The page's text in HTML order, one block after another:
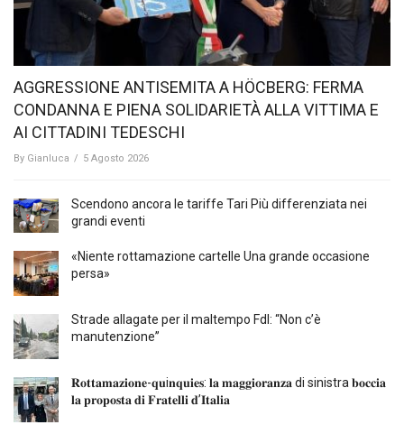
AGGRESSIONE ANTISEMITA A HÖCBERG: FERMA
CONDANNA E PIENA SOLIDARIETÀ ALLA VITTIMA E
AI CITTADINI TEDESCHI
By Gianluca / 5 Agosto 2026
Scendono ancora le tariffe Tari Più differenziata nei
grandi eventi
«Niente rottamazione cartelle Una grande occasione
persa»
Strade allagate per il maltempo FdI: “Non c’è
manutenzione”
𝐑𝐨𝐭𝐭𝐚𝐦𝐚𝐳𝐢𝐨𝐧𝐞-𝐪𝐮i𝐧𝐪𝐮𝐢𝐞𝐬: 𝐥𝐚 𝐦𝐚𝐠𝐠𝐢𝐨𝐫𝐚𝐧𝐳𝐚 di sinistra 𝐛𝐨𝐜𝐜𝐢𝐚
𝐥𝐚 𝐩𝐫𝐨𝐩𝐨𝐬𝐭𝐚 𝐝𝐢 𝐅𝐫𝐚𝐭𝐞𝐥𝐥𝐢 𝐝’𝐈𝐭𝐚𝐥𝐢𝐚